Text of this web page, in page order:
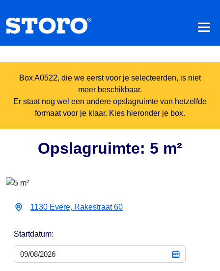
Box A0522, die we eerst voor je selecteerden, is niet
meer beschikbaar.
Er staat nog wel een andere opslagruimte van hetzelfde
formaat voor je klaar. Kies hieronder je box.
Opslagruimte: 5 m²
1130 Evere, Rakestraat 60
Startdatum: